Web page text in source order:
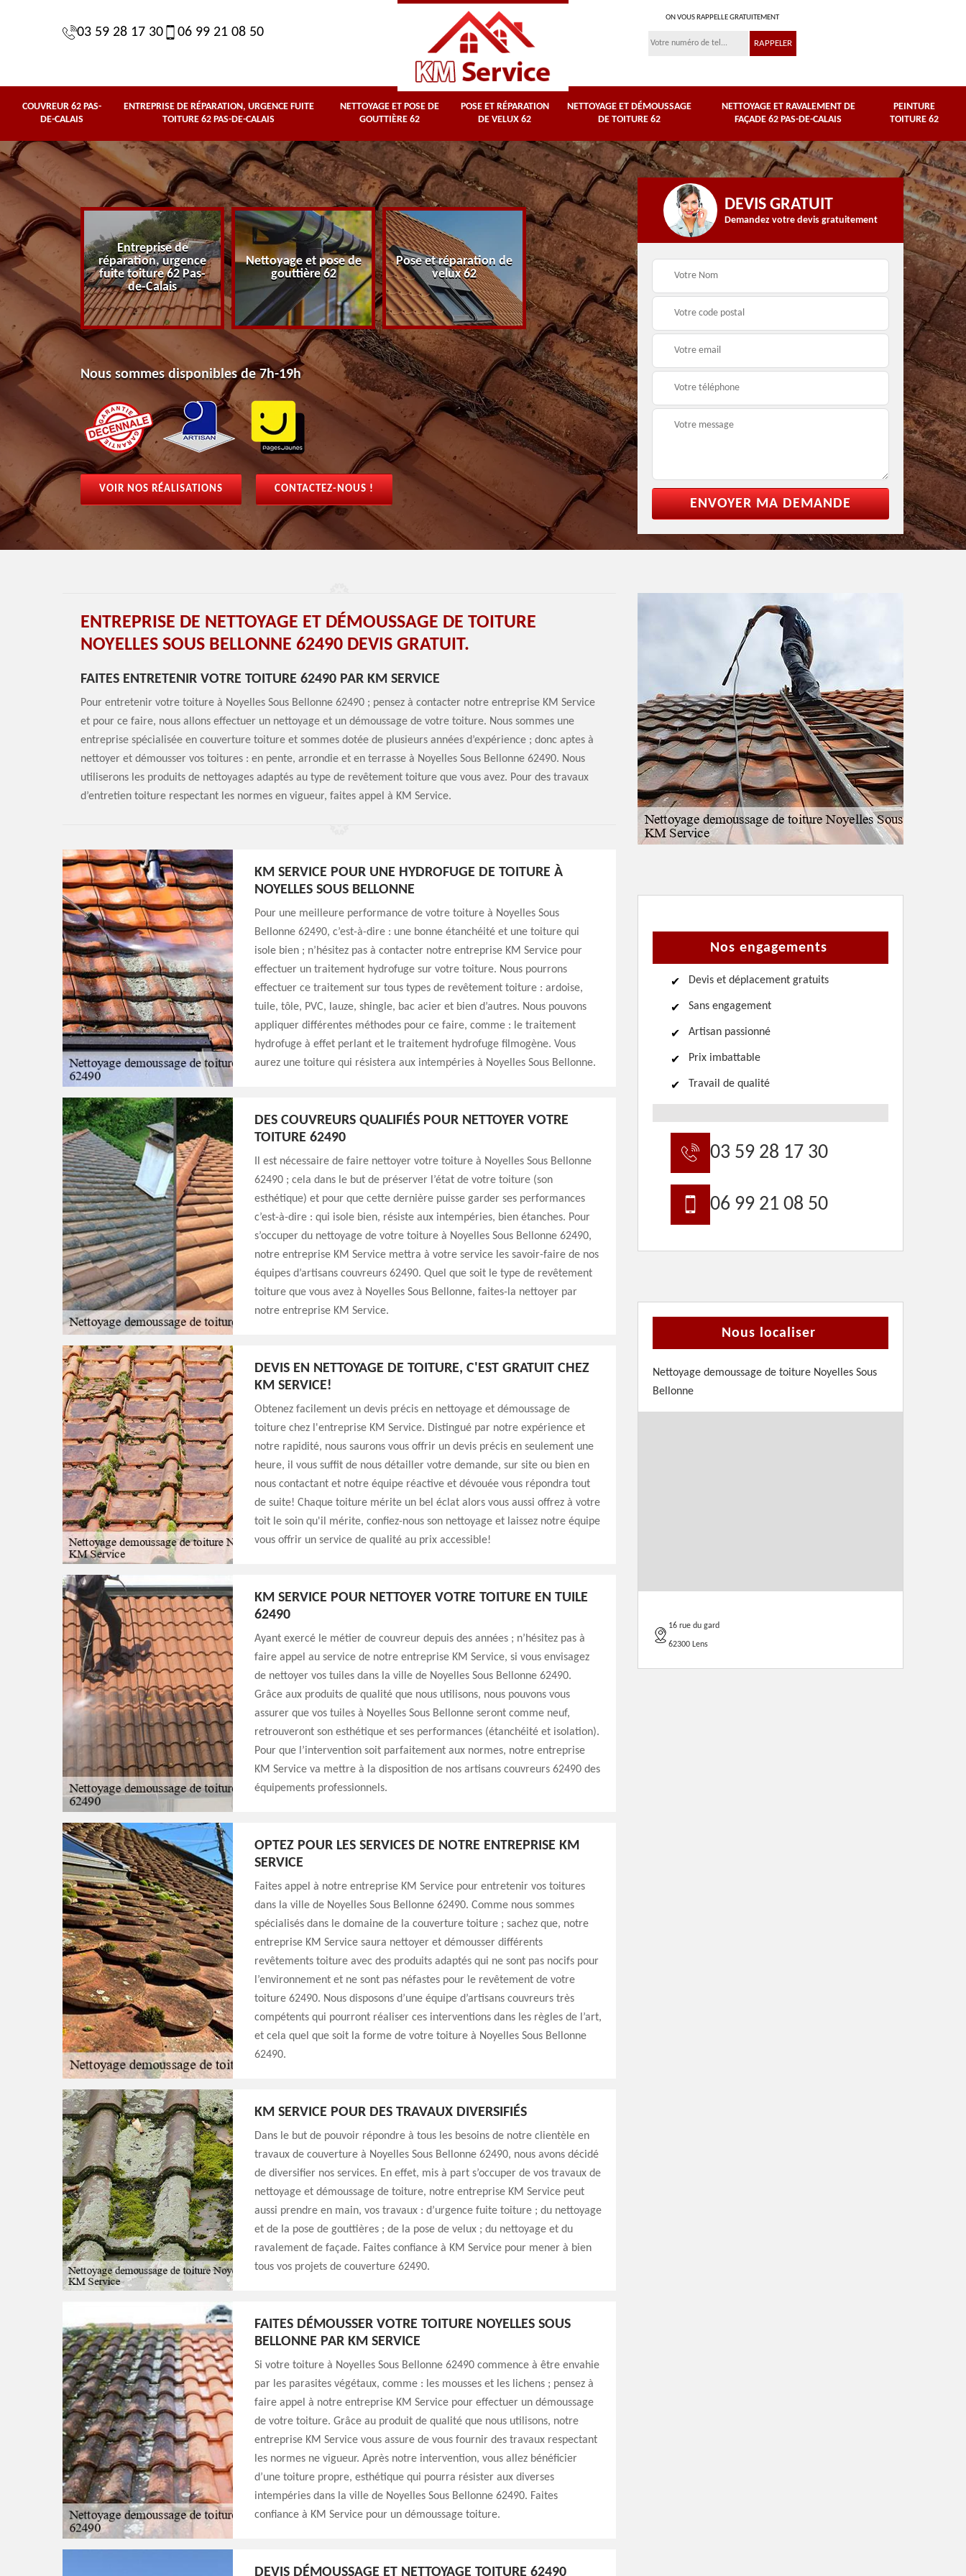
03 59 28 17 30 06 99 21 08 50
ON VOUS RAPPELLE GRATUITEMENT
COUVREUR 62 PAS-
DE-CALAIS
ENTREPRISE DE RÉPARATION, URGENCE FUITE
TOITURE 62 PAS-DE-CALAIS
NETTOYAGE ET POSE DE
GOUTTIÈRE 62
POSE ET RÉPARATION
DE VELUX 62
NETTOYAGE ET DÉMOUSSAGE
DE TOITURE 62
NETTOYAGE ET RAVALEMENT DE
FAÇADE 62 PAS-DE-CALAIS
PEINTURE
TOITURE 62
Pas-de-
Entreprise de
réparation, urgence
fuite toiture 62 Pas-
de-Calais
Nettoyage et pose de
gouttière 62
Pose et réparation de
velux 62
Nettoyage et
démoussage de
toiture 62
62 Pas-de-Calais
Peinture toiture 62
Nous sommes disponibles de 7h-19h
VOIR NOS RÉALISATIONS CONTACTEZ-NOUS !
DEVIS GRATUIT
Demandez votre devis gratuitement
ENTREPRISE DE NETTOYAGE ET DÉMOUSSAGE DE TOITURE
NOYELLES SOUS BELLONNE 62490 DEVIS GRATUIT.
FAITES ENTRETENIR VOTRE TOITURE 62490 PAR KM SERVICE
Pour entretenir votre toiture à Noyelles Sous Bellonne 62490 ; pensez à contacter notre entreprise KM Service
et pour ce faire, nous allons effectuer un nettoyage et un démoussage de votre toiture. Nous sommes une
entreprise spécialisée en couverture toiture et sommes dotée de plusieurs années d’expérience ; donc aptes à
nettoyer et démousser vos toitures : en pente, arrondie et en terrasse à Noyelles Sous Bellonne 62490. Nous
utiliserons les produits de nettoyages adaptés au type de revêtement toiture que vous avez. Pour des travaux
d’entretien toiture respectant les normes en vigueur, faites appel à KM Service.
KM SERVICE POUR UNE HYDROFUGE DE TOITURE À
NOYELLES SOUS BELLONNE
Pour une meilleure performance de votre toiture à Noyelles Sous
Bellonne 62490, c’est-à-dire : une bonne étanchéité et une toiture qui
isole bien ; n’hésitez pas à contacter notre entreprise KM Service pour
effectuer un traitement hydrofuge sur votre toiture. Nous pourrons
effectuer ce traitement sur tous types de revêtement toiture : ardoise,
tuile, tôle, PVC, lauze, shingle, bac acier et bien d’autres. Nous pouvons
appliquer différentes méthodes pour ce faire, comme : le traitement
hydrofuge à effet perlant et le traitement hydrofuge filmogène. Vous
aurez une toiture qui résistera aux intempéries à Noyelles Sous Bellonne.
DES COUVREURS QUALIFIÉS POUR NETTOYER VOTRE
TOITURE 62490
Il est nécessaire de faire nettoyer votre toiture à Noyelles Sous Bellonne
62490 ; cela dans le but de préserver l’état de votre toiture (son
esthétique) et pour que cette dernière puisse garder ses performances
c’est-à-dire : qui isole bien, résiste aux intempéries, bien étanches. Pour
s’occuper du nettoyage de votre toiture à Noyelles Sous Bellonne 62490,
notre entreprise KM Service mettra à votre service les savoir-faire de nos
équipes d’artisans couvreurs 62490. Quel que soit le type de revêtement
toiture que vous avez à Noyelles Sous Bellonne, faites-la nettoyer par
notre entreprise KM Service.
DEVIS EN NETTOYAGE DE TOITURE, C'EST GRATUIT CHEZ
KM SERVICE!
Obtenez facilement un devis précis en nettoyage et démoussage de
toiture chez l'entreprise KM Service. Distingué par notre expérience et
notre rapidité, nous saurons vous offrir un devis précis en seulement une
heure, il vous suffit de nous détailler votre demande, sur site ou bien en
nous contactant et notre équipe réactive et dévouée vous répondra tout
de suite! Chaque toiture mérite un bel éclat alors vous aussi offrez à votre
toit le soin qu'il mérite, confiez-nous son nettoyage et laissez notre équipe
vous offrir un service de qualité au prix accessible!
KM SERVICE POUR NETTOYER VOTRE TOITURE EN TUILE
62490
Ayant exercé le métier de couvreur depuis des années ; n’hésitez pas à
faire appel au service de notre entreprise KM Service, si vous envisagez
de nettoyer vos tuiles dans la ville de Noyelles Sous Bellonne 62490.
Grâce aux produits de qualité que nous utilisons, nous pouvons vous
assurer que vos tuiles à Noyelles Sous Bellonne seront comme neuf,
retrouveront son esthétique et ses performances (étanchéité et isolation).
Pour que l’intervention soit parfaitement aux normes, notre entreprise
KM Service va mettre à la disposition de nos artisans couvreurs 62490 des
équipements professionnels.
OPTEZ POUR LES SERVICES DE NOTRE ENTREPRISE KM
SERVICE
Faites appel à notre entreprise KM Service pour entretenir vos toitures
dans la ville de Noyelles Sous Bellonne 62490. Comme nous sommes
spécialisés dans le domaine de la couverture toiture ; sachez que, notre
entreprise KM Service saura nettoyer et démousser différents
revêtements toiture avec des produits adaptés qui ne sont pas nocifs pour
l’environnement et ne sont pas néfastes pour le revêtement de votre
toiture 62490. Nous disposons d’une équipe d’artisans couvreurs très
compétents qui pourront réaliser ces interventions dans les règles de l’art,
et cela quel que soit la forme de votre toiture à Noyelles Sous Bellonne
62490.
KM SERVICE POUR DES TRAVAUX DIVERSIFIÉS
Dans le but de pouvoir répondre à tous les besoins de notre clientèle en
travaux de couverture à Noyelles Sous Bellonne 62490, nous avons décidé
de diversifier nos services. En effet, mis à part s’occuper de vos travaux de
nettoyage et démoussage de toiture, notre entreprise KM Service peut
aussi prendre en main, vos travaux : d’urgence fuite toiture ; du nettoyage
et de la pose de gouttières ; de la pose de velux ; du nettoyage et du
ravalement de façade. Faites confiance à KM Service pour mener à bien
tous vos projets de couverture 62490.
FAITES DÉMOUSSER VOTRE TOITURE NOYELLES SOUS
BELLONNE PAR KM SERVICE
Si votre toiture à Noyelles Sous Bellonne 62490 commence à être envahie
par les parasites végétaux, comme : les mousses et les lichens ; pensez à
faire appel à notre entreprise KM Service pour effectuer un démoussage
de votre toiture. Grâce au produit de qualité que nous utilisons, notre
entreprise KM Service vous assure de vous fournir des travaux respectant
les normes ne vigueur. Après notre intervention, vous allez bénéficier
d’une toiture propre, esthétique qui pourra résister aux diverses
intempéries dans la ville de Noyelles Sous Bellonne 62490. Faites
confiance à KM Service pour un démoussage toiture.
DEVIS DÉMOUSSAGE ET NETTOYAGE TOITURE 62490
Nos engagements
Devis et déplacement gratuits
Sans engagement
Artisan passionné
Prix imbattable
Travail de qualité
03 59 28 17 30
06 99 21 08 50
Nous localiser
Nettoyage demoussage de toiture Noyelles Sous
Bellonne
16 rue du gard
62300 Lens